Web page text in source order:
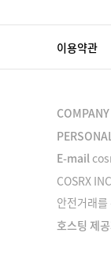
이용약관
COMPANY
E-mail
COSRX
안전거래
호스팅 제